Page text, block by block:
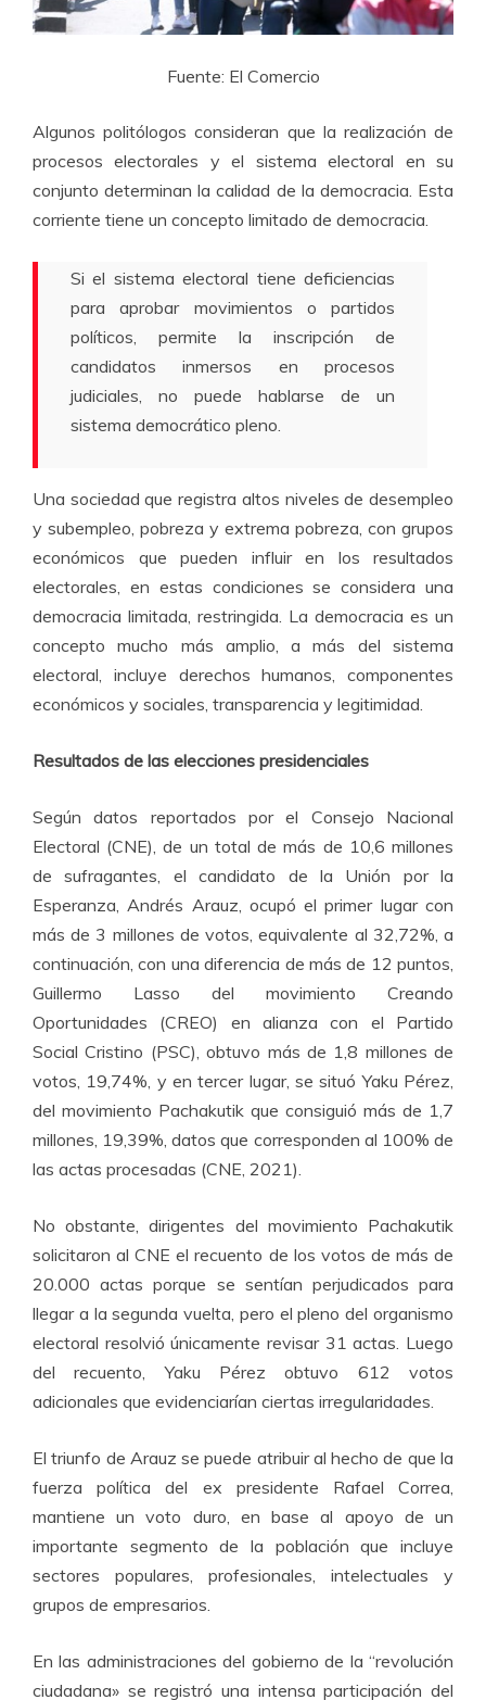
Fuente: El Comercio
Algunos politólogos consideran que la realización de
procesos electorales y el sistema electoral en su
conjunto determinan la calidad de la democracia. Esta
corriente tiene un concepto limitado de democracia.
Si el sistema electoral tiene deficiencias
para aprobar movimientos o partidos
políticos, permite la inscripción de
candidatos inmersos en procesos
judiciales, no puede hablarse de un
sistema democrático pleno.
Una sociedad que registra altos niveles de desempleo
y subempleo, pobreza y extrema pobreza, con grupos
económicos que pueden influir en los resultados
electorales, en estas condiciones se considera una
democracia limitada, restringida. La democracia es un
concepto mucho más amplio, a más del sistema
electoral, incluye derechos humanos, componentes
económicos y sociales, transparencia y legitimidad.
Resultados de las elecciones presidenciales
Según datos reportados por el Consejo Nacional
Electoral (CNE), de un total de más de 10,6 millones
de sufragantes, el candidato de la Unión por la
Esperanza, Andrés Arauz, ocupó el primer lugar con
más de 3 millones de votos, equivalente al 32,72%, a
continuación, con una diferencia de más de 12 puntos,
Guillermo Lasso del movimiento Creando
Oportunidades (CREO) en alianza con el Partido
Social Cristino (PSC), obtuvo más de 1,8 millones de
votos, 19,74%, y en tercer lugar, se situó Yaku Pérez,
del movimiento Pachakutik que consiguió más de 1,7
millones, 19,39%, datos que corresponden al 100% de
las actas procesadas (CNE, 2021).
No obstante, dirigentes del movimiento Pachakutik
solicitaron al CNE el recuento de los votos de más de
20.000 actas porque se sentían perjudicados para
llegar a la segunda vuelta, pero el pleno del organismo
electoral resolvió únicamente revisar 31 actas. Luego
del recuento, Yaku Pérez obtuvo 612 votos
adicionales que evidenciarían ciertas irregularidades.
El triunfo de Arauz se puede atribuir al hecho de que la
fuerza política del ex presidente Rafael Correa,
mantiene un voto duro, en base al apoyo de un
importante segmento de la población que incluye
sectores populares, profesionales, intelectuales y
grupos de empresarios.
En las administraciones del gobierno de la “revolución
ciudadana» se registró una intensa participación del